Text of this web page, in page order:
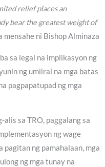
relief places an
bear the greatest weight of
mensahe ni Bishop Alminaza
sa legal na implikasyon ng
ng umiiral na mga batas
pagpapatupad ng mga
sa TRO, paggalang sa
ng wage
pagitan ng pamahalaan, mga
ng mga tunay na